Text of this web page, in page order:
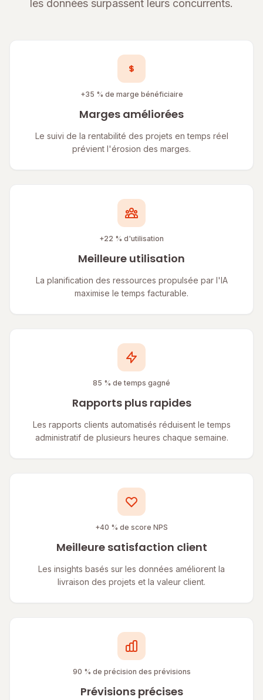
les données surpassent leurs concurrents.
+35 % de marge bénéficiaire
Marges améliorées
Le suivi de la rentabilité des projets en temps réel
prévient l'érosion des marges.
+22 % d'utilisation
Meilleure utilisation
La planification des ressources propulsée par l'IA
maximise le temps facturable.
85 % de temps gagné
Rapports plus rapides
Les rapports clients automatisés réduisent le temps
administratif de plusieurs heures chaque semaine.
+40 % de score NPS
Meilleure satisfaction client
Les insights basés sur les données améliorent la
livraison des projets et la valeur client.
90 % de précision des prévisions
Prévisions précises